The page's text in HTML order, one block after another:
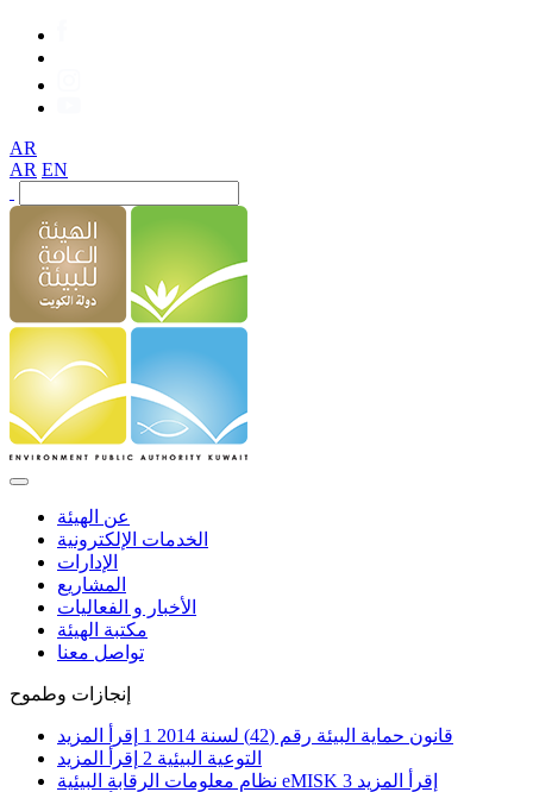
AR
AR EN
عن الهيئة
الخدمات الإلكترونية
الإدارات
المشاريع
الأخبار و الفعاليات
مكتبة الهيئة
تواصل معنا
إنجازات وطموح
قانون حماية البيئة رقم (42) لسنة 2014 1 إقرأ المزيد
التوعية البيئية 2 إقرأ المزيد
نظام معلومات الرقابة البيئية eMISK 3 إقرأ المزيد